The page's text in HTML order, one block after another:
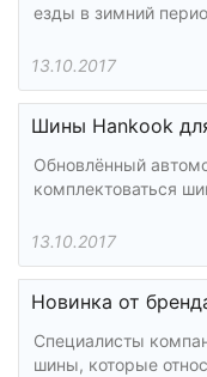
езды в зимний
13.10.2017
Шины Hankook
Обновлённый
комплектоваться
13.10.2017
Новинка от
Специалисты
шины, которые